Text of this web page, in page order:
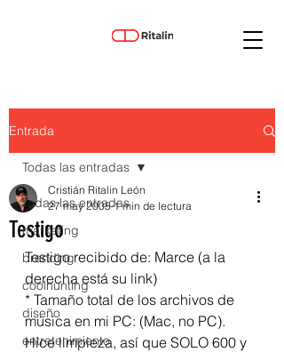
Entrada
Todas las entradas
marketing
branding
coolhunting
diseño
entretenimiento
Todas las entradas
Testigo
Cristián Ritalin León
27 may 2005 1 min de lectura
Testigo recibido de: Marce (a la
derecha está su link)
* Tamaño total de los archivos de
música en mi PC: (Mac, no PC).
Hice limpieza, así que SOLO 600 y